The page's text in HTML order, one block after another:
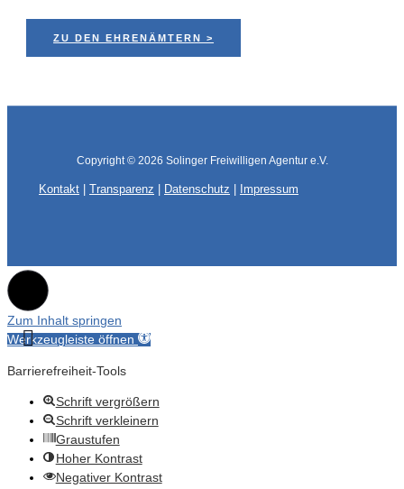
ZU DEN EHRENÄMTERN >
Copyright © 2026 Solinger Freiwilligen Agentur e.V.
Kontakt | Transparenz | Datenschutz | Impressum
Zum Inhalt springen
Werkzeugleiste öffnen
Barrierefreiheit-Tools
Schrift vergrößern
Schrift verkleinern
Graustufen
Hoher Kontrast
Negativer Kontrast